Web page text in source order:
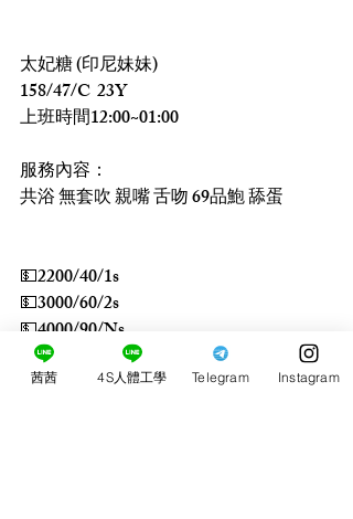
太妃糖 (印尼妹妹)
158/47/C  23Y
上班時間12:00~01:00
服務內容：
共浴 無套吹 親嘴 舌吻 69品鮑 舔蛋
💵2200/40/1s
💵3000/60/2s
💵4000/90/Ns
茜茜 4S人體工學 Telegram Instagram